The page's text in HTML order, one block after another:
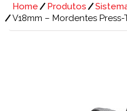
Home Produtos
V18mm – Mordentes